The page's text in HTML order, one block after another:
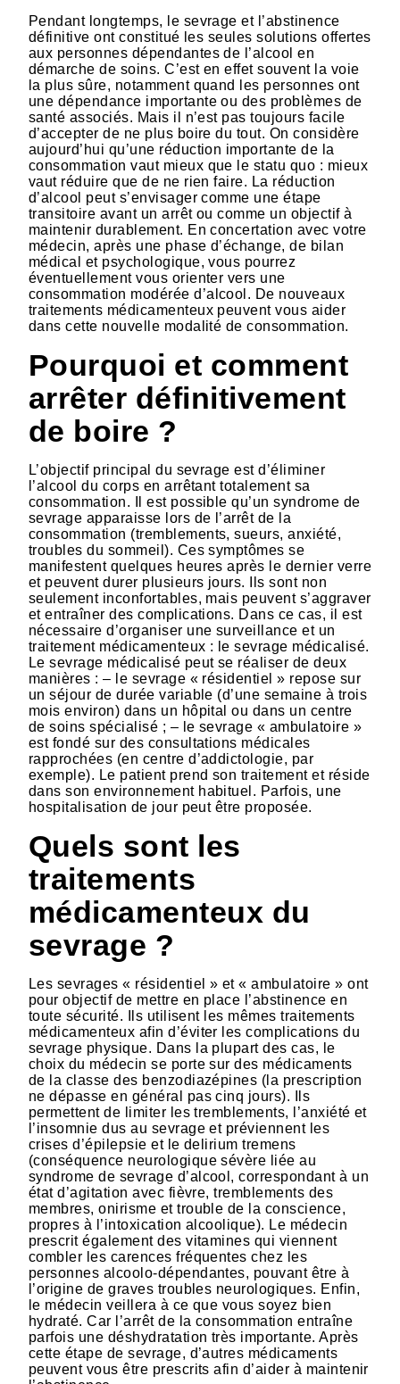
Pendant longtemps, le sevrage et l’abstinence
définitive ont constitué les seules solutions offertes
aux personnes dépendantes de l’alcool en
démarche de soins. C’est en effet souvent la voie
la plus sûre, notamment quand les personnes ont
une dépendance importante ou des problèmes de
santé associés. Mais il n’est pas toujours facile
d’accepter de ne plus boire du tout. On considère
aujourd’hui qu’une réduction importante de la
consommation vaut mieux que le statu quo : mieux
vaut réduire que de ne rien faire. La réduction
d’alcool peut s’envisager comme une étape
transitoire avant un arrêt ou comme un objectif à
maintenir durablement. En concertation avec votre
médecin, après une phase d’échange, de bilan
médical et psychologique, vous pourrez
éventuellement vous orienter vers une
consommation modérée d’alcool. De nouveaux
traitements médicamenteux peuvent vous aider
dans cette nouvelle modalité de consommation.
Pourquoi et comment
arrêter définitivement
de boire ?
L’objectif principal du sevrage est d’éliminer
l’alcool du corps en arrêtant totalement sa
consommation. Il est possible qu’un syndrome de
sevrage apparaisse lors de l’arrêt de la
consommation (tremblements, sueurs, anxiété,
troubles du sommeil). Ces symptômes se
manifestent quelques heures après le dernier verre
et peuvent durer plusieurs jours. Ils sont non
seulement inconfortables, mais peuvent s’aggraver
et entraîner des complications. Dans ce cas, il est
nécessaire d’organiser une surveillance et un
traitement médicamenteux : le sevrage médicalisé.
Le sevrage médicalisé peut se réaliser de deux
manières : – le sevrage « résidentiel » repose sur
un séjour de durée variable (d’une semaine à trois
mois environ) dans un hôpital ou dans un centre
de soins spécialisé ; – le sevrage « ambulatoire »
est fondé sur des consultations médicales
rapprochées (en centre d’addictologie, par
exemple). Le patient prend son traitement et réside
dans son environnement habituel. Parfois, une
hospitalisation de jour peut être proposée.
Quels sont les
traitements
médicamenteux du
sevrage ?
Les sevrages « résidentiel » et « ambulatoire » ont
pour objectif de mettre en place l’abstinence en
toute sécurité. Ils utilisent les mêmes traitements
médicamenteux afin d’éviter les complications du
sevrage physique. Dans la plupart des cas, le
choix du médecin se porte sur des médicaments
de la classe des benzodiazépines (la prescription
ne dépasse en général pas cinq jours). Ils
permettent de limiter les tremblements, l’anxiété et
l’insomnie dus au sevrage et préviennent les
crises d’épilepsie et le delirium tremens
(conséquence neurologique sévère liée au
syndrome de sevrage d’alcool, correspondant à un
état d’agitation avec fièvre, tremblements des
membres, onirisme et trouble de la conscience,
propres à l’intoxication alcoolique). Le médecin
prescrit également des vitamines qui viennent
combler les carences fréquentes chez les
personnes alcoolo-dépendantes, pouvant être à
l’origine de graves troubles neurologiques. Enfin,
le médecin veillera à ce que vous soyez bien
hydraté. Car l’arrêt de la consommation entraîne
parfois une déshydratation très importante. Après
cette étape de sevrage, d’autres médicaments
peuvent vous être prescrits afin d’aider à maintenir